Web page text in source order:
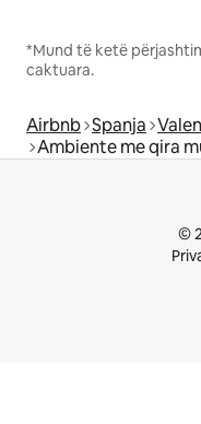
*Mund të ketë
caktuara.
Airbnb Spanja
Ambiente me qira
©